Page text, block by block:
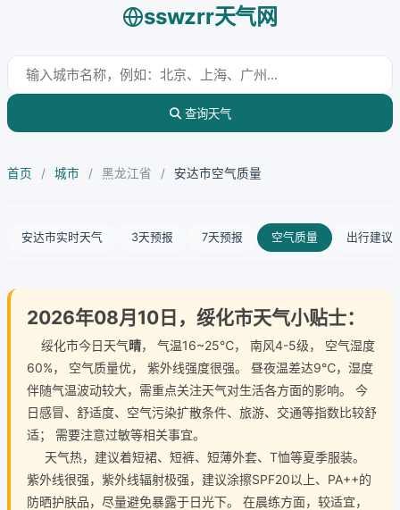
sswzrr天气网
查询天气
首页 / 城市 / 黑龙江省 / 安达市空气质量
安达市实时天气 3天预报 7天预报 空气质量 出行建议
2026年08月10日，绥化市天气小贴士：
绥化市今日天气晴， 气温16~25℃， 南风4-5级， 空气湿度
60%， 空气质量优， 紫外线强度很强。 昼夜温差达9℃，湿度
伴随气温波动较大，需重点关注天气对生活各方面的影响。 今
日感冒、舒适度、空气污染扩散条件、旅游、交通等指数比较舒
适； 需要注意过敏等相关事宜。
天气热，建议着短裙、短裤、短薄外套、T恤等夏季服装。
紫外线很强，紫外线辐射极强，建议涂擦SPF20以上、PA++的
防晒护肤品，尽量避免暴露于日光下。 在晨练方面，较适宜，